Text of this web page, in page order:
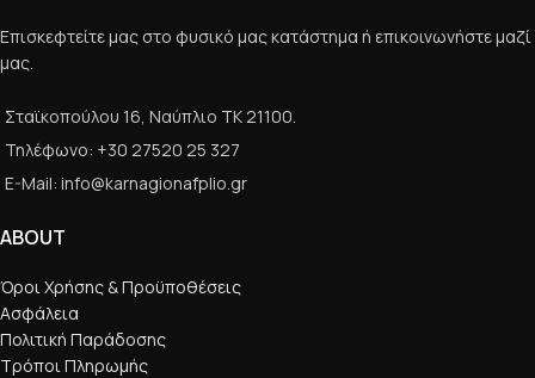
Επισκεφτείτε μας στο φυσικό μας κατάστημα ή επικοινωνήστε μαζί
μας.
Σταϊκοπούλου 16, Ναύπλιο ΤΚ 21100.
Τηλέφωνο: +30 27520 25 327
E-Mail: info@karnagionafplio.gr
ABOUT
Όροι Χρήσης & Προϋποθέσεις
Ασφάλεια
Πολιτική Παράδοσης
Τρόποι Πληρωμής